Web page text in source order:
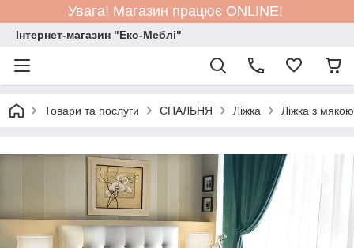
Увага! Магазин працює ONLINE!
Інтернет-магазин "Еко-Меблі"
Товари та послуги СПАЛЬНЯ Ліжка Ліжка з